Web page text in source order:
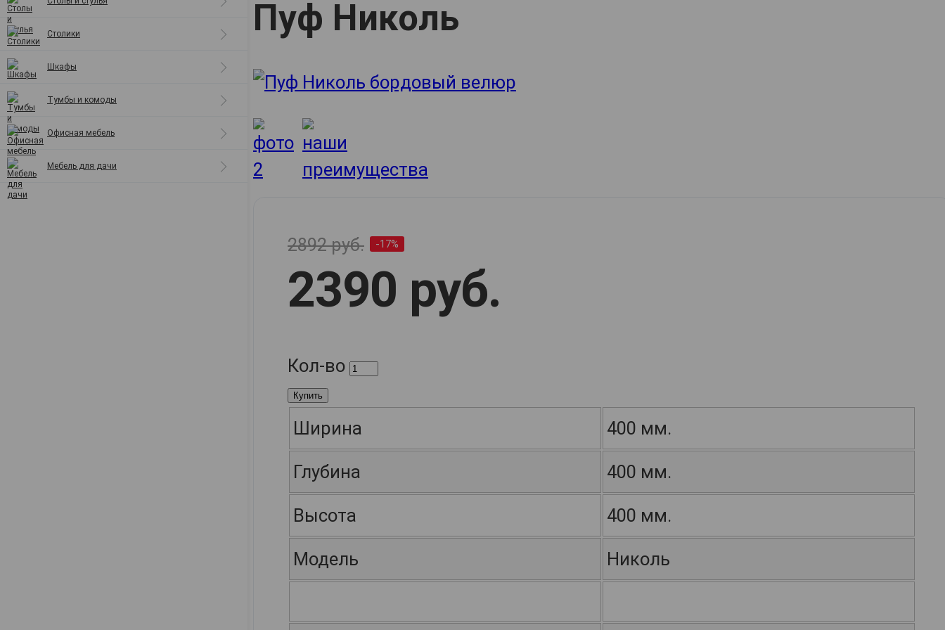
Столики
Шкафы
Полки
Тумбы и комоды
Офисная мебель
Мебель для дачи
Пуф Николь
2892 руб. -17%
2390 руб.
Кол-во
Купить
Ширина 400 мм.
Глубина 400 мм.
Высота 400 мм.
Модель Николь